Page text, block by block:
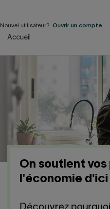
contenu
Financement
Notre Impact
À propos
Nouvel utilisateur? Ouvrir un compte
Accueil
On soutient
l'économie d'ici